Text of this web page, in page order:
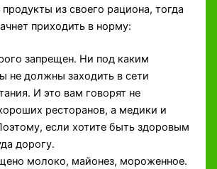
из своего рациона, тогда
приходить в норму:
запрещен. Ни под каким
не должны заходить в сети
И это вам говорят не
ресторанов, а медики и
если хотите быть здоровым
дорогу.
молоко, майонез, мороженное.